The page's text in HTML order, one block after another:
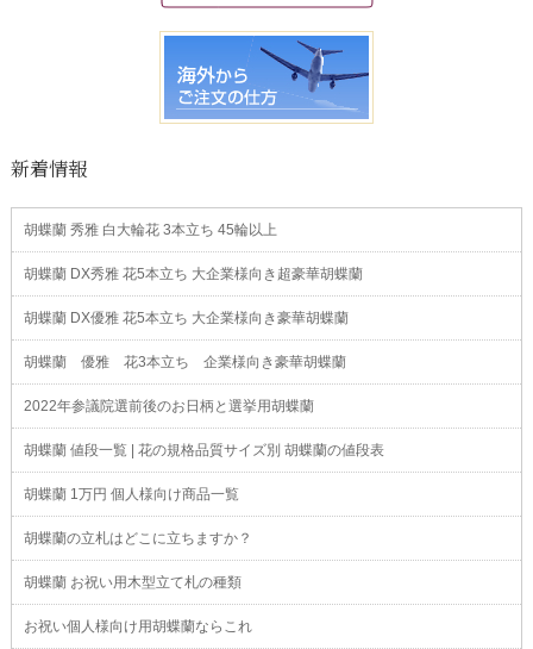
新着情報
胡蝶蘭 秀雅 白大輪花 3本立ち 45輪以上
胡蝶蘭 DX秀雅 花5本立ち 大企業様向き超豪華胡蝶蘭
胡蝶蘭 DX優雅 花5本立ち 大企業様向き豪華胡蝶蘭
胡蝶蘭 優雅 花3本立ち 企業様向き豪華胡蝶蘭
2022年参議院選前後のお日柄と選挙用胡蝶蘭
胡蝶蘭 値段一覧 | 花の規格品質サイズ別 胡蝶蘭の値段表
胡蝶蘭 1万円 個人様向け商品一覧
胡蝶蘭の立札はどこに立ちますか？
胡蝶蘭 お祝い用木型立て札の種類
お祝い個人様向け用胡蝶蘭ならこれ